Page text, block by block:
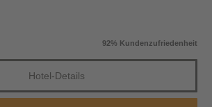
92% Kundenzufriedenheit
Hotel-Details